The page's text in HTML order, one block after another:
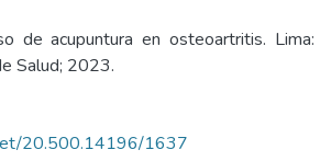
de acupuntura en osteoartritis. Lima:
Salud; 2023.
20.500.14196/1637